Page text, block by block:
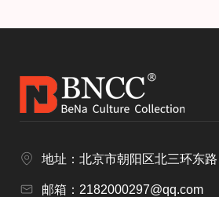
地址：北京市朝阳区北三环东路
邮箱：2182000297@qq.com